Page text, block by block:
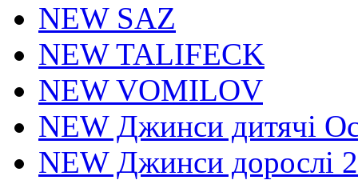
NEW SAZ
NEW TALIFECK
NEW VOMILOV
NEW Джинси дитячі
NEW Джинси дорослі